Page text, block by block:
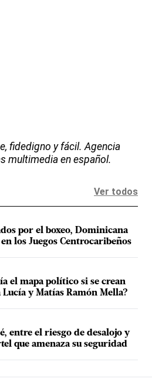
fidedigno y fácil. Agencia
multimedia en español.
Ver todos
por el boxeo, Dominicana
los Juegos Centrocaribeños
el mapa político si se crean
y Matías Ramón Mella?
entre el riesgo de desalojo y
que amenaza su seguridad